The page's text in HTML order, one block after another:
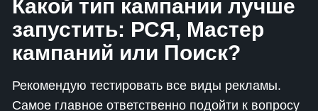
Какой тип кампании лучше
запустить: РСЯ, Мастер
кампаний или Поиск?
Рекомендую тестировать все виды рекламы.
Самое главное ответственно подойти к вопросу